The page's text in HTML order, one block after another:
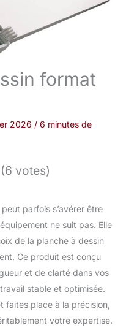
format
2026 / 6 minutes de
votes)
parfois s’avérer être
ne suit pas. Elle
de la planche à dessin
Ce produit est conçu
et de clarté dans vos
stable et optimisée.
faites place à la précision,
votre expertise.